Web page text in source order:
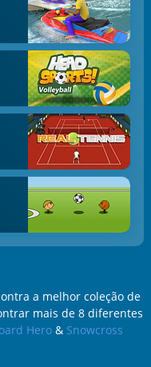
a melhor coleção de
mais de 8 diferentes
Hero& Snowcross